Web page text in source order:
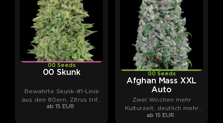
00 Seeds
00 Skunk
Bewahrte Skunk-#1-Linie
aus den 80ern, Zitrus trifft
Weihrauch.
ab 15 EUR
00 Seeds
Afghan Mass XXL
Auto
Zwei Wochen mehr
Kulturzeit, deutlich mehr
Ertrag.
ab 15 EUR